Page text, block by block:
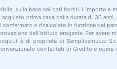
sulla base dei dati forniti. L'importo è
prima casa dalla durata di 30 anni,
o ricalcolato in funzione dei
dell'istituto erogante. Per avere
è di proprietà di Semplicemutuo
con Istituti di Credito e